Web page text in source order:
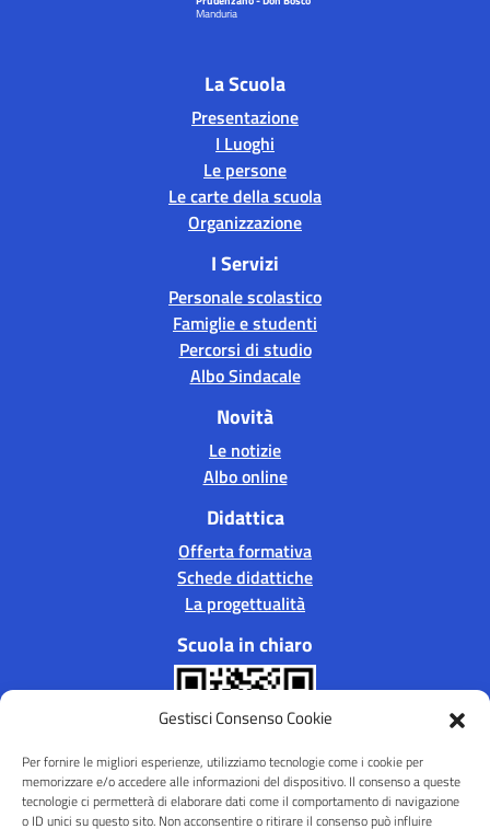
Gestisci Consenso Cookie
Per fornire le migliori esperienze, utilizziamo tecnologie come i cookie per
memorizzare e/o accedere alle informazioni del dispositivo. Il consenso a queste
tecnologie ci permetterà di elaborare dati come il comportamento di navigazione
o ID unici su questo sito. Non acconsentire o ritirare il consenso può influire
Manduria
La Scuola
Presentazione
I Luoghi
Le persone
Le carte della scuola
Organizzazione
I Servizi
Personale scolastico
Famiglie e studenti
Percorsi di studio
Albo Sindacale
Novità
Le notizie
Albo online
Didattica
Offerta formativa
Schede didattiche
La progettualità
Scuola in chiaro